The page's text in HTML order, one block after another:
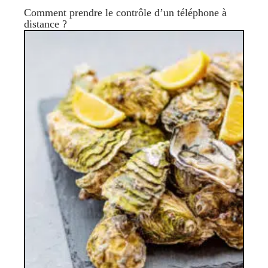
Comment prendre le contrôle d’un téléphone à
distance ?